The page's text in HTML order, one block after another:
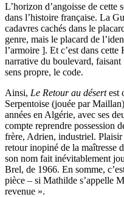
L’horizon d’angoisse de
dans l’histoire française. La
cadavres cachés dans le
genre, mais le placard de
l’armoire ]. Et c’est dans
narrative du boulevard,
sens propre, le code.
Ainsi, Le Retour au désertest
Serpentoise (jouée par
années en Algérie, avec ses
compte reprendre possession
frère, Adrien, industriel.
retour inopiné de la maîtresse
son nom fait inévitablement
Brel, de 1966. En somme,
pièce – si Mathilde s’appelle
revenue ».